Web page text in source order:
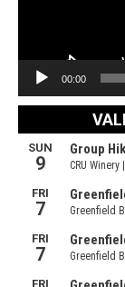
00:00